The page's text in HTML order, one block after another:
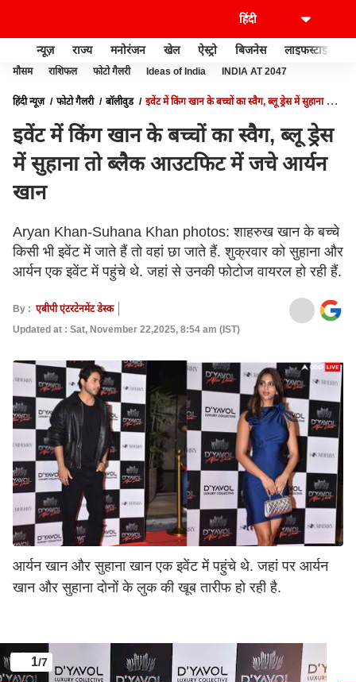
न्यूज़ राज्य मनोरंजन खेल ऐस्ट्रो बिजनेस लाइफस्टाइल
मौसम राशिफल फोटो गैलरी Ideas of India INDIA AT 2047
हिंदी न्यूज़ फोटो गैलरी बॉलीवुड
इवेंट में किंग खान के बच्चों का स्वैग, ब्लू ड्रेस में सुहाना तो
इवेंट में किंग खान के बच्चों का स्वैग, ब्लू ड्रेस
में सुहाना तो ब्लैक आउटफिट में जचे आर्यन
खान
Aryan Khan-Suhana Khan photos: शाहरुख खान के बच्चे
किसी भी इवेंट में जाते हैं तो वहां छा जाते हैं. शुक्रवार को सुहाना और
आर्यन एक इवेंट में पहुंचे थे. जहां से उनकी फोटोज वायरल हो रही हैं.
By : एबीपी एंटरटेनमेंट डेस्क
Updated at : Sat, November 22,2025, 8:54 am (IST)
आर्यन खान और सुहाना खान एक इवेंट में पहुंचे थे. जहां पर आर्यन
खान और सुहाना दोनों के लुक की खूब तारीफ हो रही है.
1/7